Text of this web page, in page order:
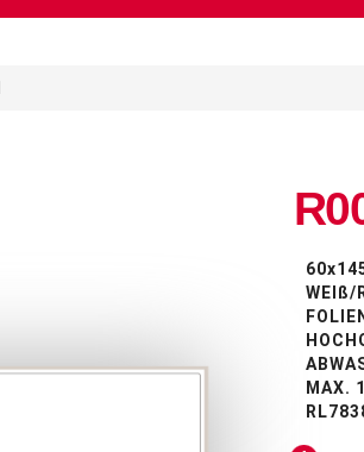
WEIß/
MAX.